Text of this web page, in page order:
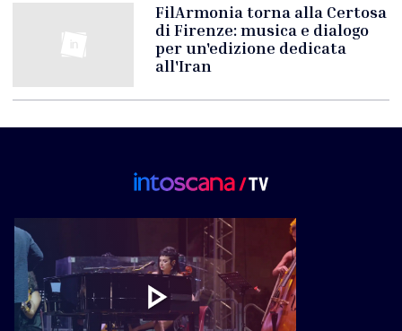
FilArmonia torna alla Certosa
di Firenze: musica e dialogo
per un'edizione dedicata
all'Iran